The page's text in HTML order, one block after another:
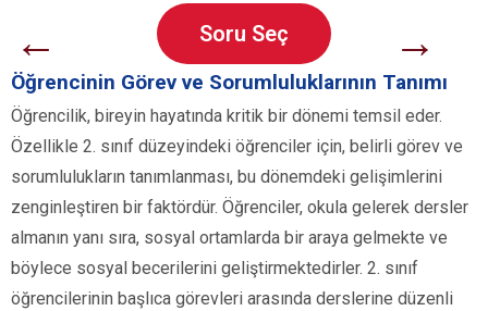
← Soru Seç →
Öğrencinin Görev ve Sorumluluklarının Tanımı
Öğrencilik, bireyin hayatında kritik bir dönemi temsil eder.
Özellikle 2. sınıf düzeyindeki öğrenciler için, belirli görev ve
sorumlulukların tanımlanması, bu dönemdeki gelişimlerini
zenginleştiren bir faktördür. Öğrenciler, okula gelerek dersler
almanın yanı sıra, sosyal ortamlarda bir araya gelmekte ve
böylece sosyal becerilerini geliştirmektedirler. 2. sınıf
öğrencilerinin başlıca görevleri arasında derslerine düzenli